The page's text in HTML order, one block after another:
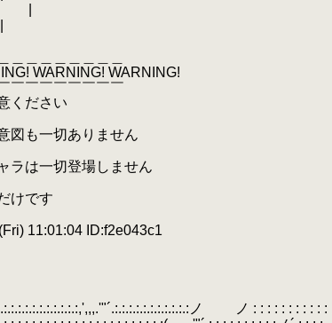
|
＿＿＿＿＿＿＿＿
WARNING! WARNING!
￣￣￣￣￣￣￣￣
ください
図も一切ありません
ラは一切登場しません
けです
11:01:04 ID:f2e043c1
ノ ノ : : : : : : : : : : :